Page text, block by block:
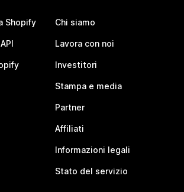
Shopify Chi siamo
Lavora con noi
Investitori
Stampa e media
Partner
Affiliati
Informazioni legali
Stato del servizio